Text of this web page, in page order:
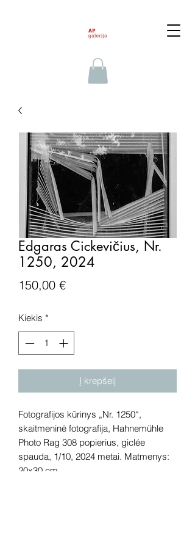
Edgaras Cickevičius, Nr.
1250, 2024
150,00 €Price
Kiekis *
Į krepšelį
Fotografijos kūrinys „Nr. 1250“,
skaitmeninė fotografija, Hahnemühle
Photo Rag 308 popierius, giclée
spauda, 1/10, 2024 metai. Matmenys:
20x30 cm.